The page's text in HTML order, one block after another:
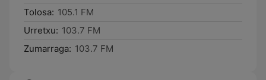
Tolosa: 105.1 FM
Urretxu: 103.7 FM
Zumarraga: 103.7 FM